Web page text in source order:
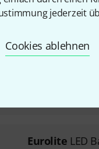
jederzeit
Cookies ablehnen
Eurolite LED
12x 40 W
Eurolite LED